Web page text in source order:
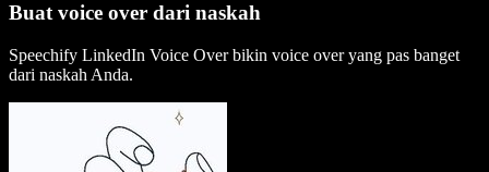
Buat voice over dari naskah
Speechify LinkedIn Voice Over bikin voice over yang pas banget
dari naskah Anda.